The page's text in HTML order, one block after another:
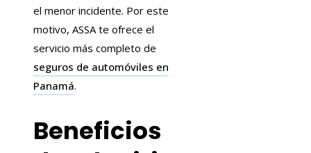
el menor incidente. Por este
motivo, ASSA te ofrece el
servicio más completo de
seguros de automóviles en
Panamá.
Beneficios